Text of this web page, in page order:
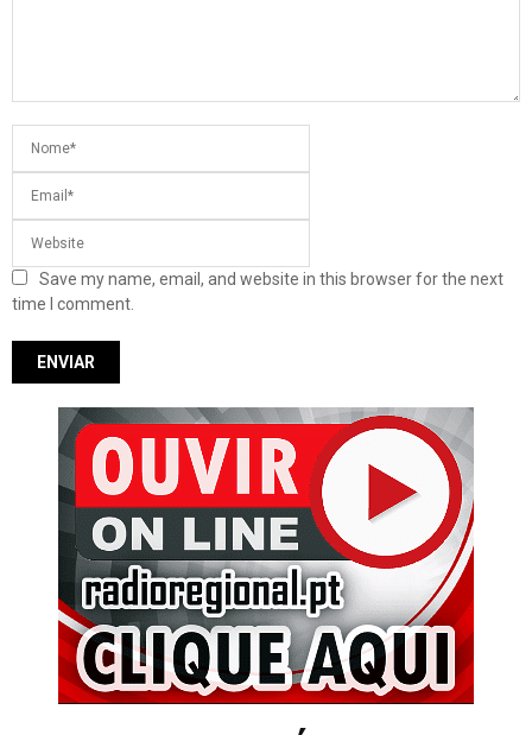
Save my name, email, and website in this browser for the next
time I comment.